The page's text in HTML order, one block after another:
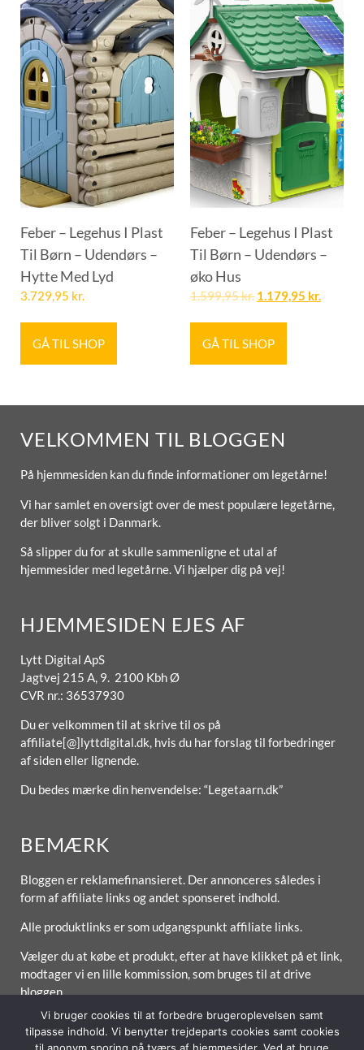
Feber – Legehus I Plast
Til Børn – Udendørs –
Hytte Med Lyd
3.729,95 kr.
GÅ TIL SHOP
Feber – Legehus I Plast
Til Børn – Udendørs –
øko Hus
1.599,95kr. 1.179,95 kr.
GÅ TIL SHOP
VELKOMMEN TIL BLOGGEN
På hjemmesiden kan du finde informationer om legetårne!
Vi har samlet en oversigt over de mest populære legetårne,
der bliver solgt i Danmark.
Så slipper du for at skulle sammenligne et utal af
hjemmesider med legetårne. Vi hjælper dig på vej!
HJEMMESIDEN EJES AF
Lytt Digital ApS
Jagtvej 215 A, 9. 2100 Kbh Ø
CVR nr.: 36537930
Du er velkommen til at skrive til os på
affiliate[@]lyttdigital.dk, hvis du har forslag til forbedringer
af siden eller lignende.
Du bedes mærke din henvendelse: “Legetaarn.dk”
BEMÆRK
Bloggen er reklamefinansieret. Der annonceres således i
form af affiliate links og andet sponseret indhold.
Alle produktlinks er som udgangspunkt affiliate links.
Vælger du at købe et produkt, efter at have klikket på et link,
modtager vi en lille kommission, som bruges til at drive
bloggen.
Vi bruger cookies til at forbedre brugeroplevelsen samt
tilpasse indhold. Vi benytter trejdeparts cookies samt cookies